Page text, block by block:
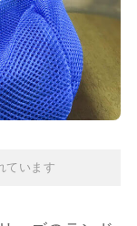
ています